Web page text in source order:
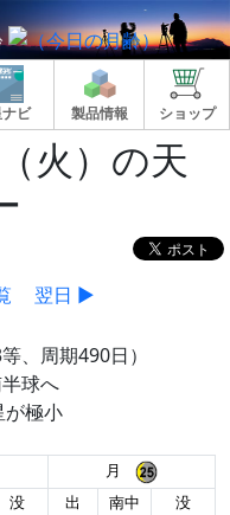
ビ 製品情報 ショップ
火）の天
翌日 ▶
、周期490日）
球へ
が極小
月
没 出 南中
没